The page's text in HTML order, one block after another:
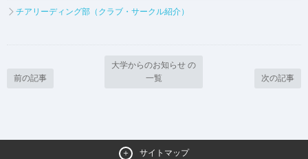
チアリーディング部（クラブ・サークル紹介）
前の記事
大学からのお知らせ の
一覧
次の記事
サイトマップ